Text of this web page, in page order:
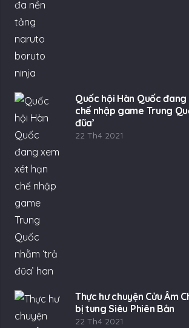
Quốc hội Hàn Quốc
chế nhập game Trung
đũa’
22 Th4 2021
Thực hư chuyện Cửu Âm
bị tung Siêu Phiên Bản
22 Th4 2021